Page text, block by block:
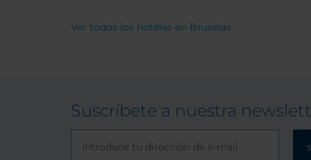
Ver todos los hoteles en Bruselas
Suscríbete a nuestra